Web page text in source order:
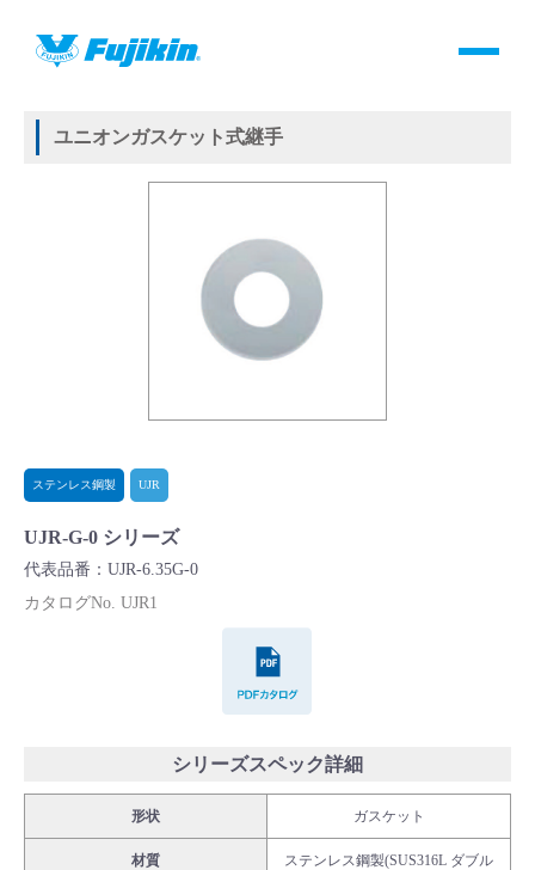
製品情報
製品カタログダウンロード
よくあるご質問(FAQ)・用語集
Cv値・流量計算ツール
バルブと継手のきほん
説明会・講習会
ログイン
HOME 製品情報
ユニオンガスケット式継手
ステンレス鋼製 UJR
UJR-G-0 シリーズ
代表品番：UJR-6.35G-0
カタログNo. UJR1
シリーズスペック詳細
形状 ガスケット
材質
ステンレス鋼製(SUS316L ダブル